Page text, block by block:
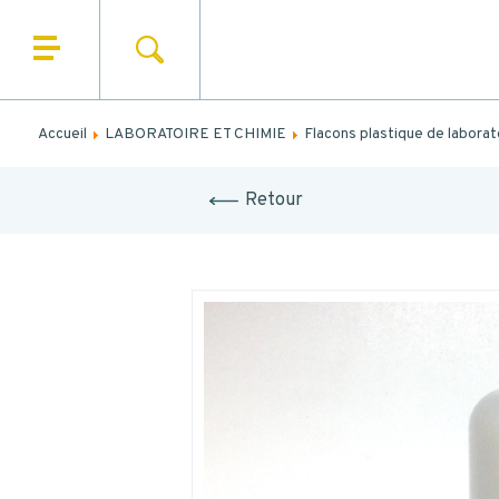
NOS PRODUITS
Accueil LABORATOIRE ET CHIMIE Flacons plastique de
Retour